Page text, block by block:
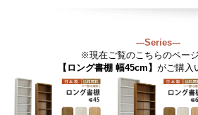
---Series---
※現在ご覧のこちらのページ
【ロング書棚 幅45cm】 がご購入